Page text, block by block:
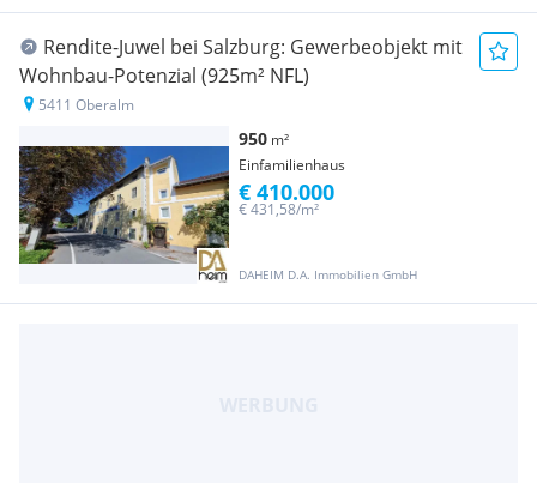
Rendite-Juwel bei Salzburg: Gewerbeobjekt mit
Wohnbau-Potenzial (925m² NFL)
5411 Oberalm
950 m²
Einfamilienhaus
DAHEIM D.A. Immobilien GmbH
€ 431,58/m²
€ 410.000